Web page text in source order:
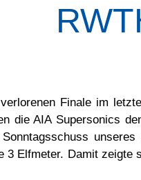
Finale im
die AIA Supersonics
3 Elfmeter. Damit zeigte